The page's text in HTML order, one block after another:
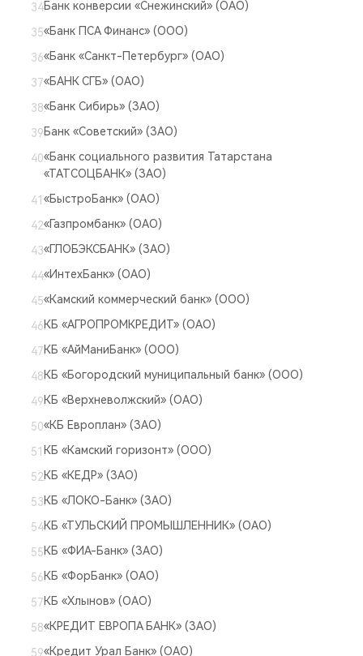
Банк конверсии «Снежинский» (ОАО)
«Банк ПСА Финанс» (ООО)
«Банк «Санкт-Петербург» (ОАО)
«БАНК СГБ» (ОАО)
«Банк Сибирь» (ЗАО)
Банк «Советский» (ЗАО)
«Банк социального развития Татарстана
«ТАТСОЦБАНК» (ЗАО)
«БыстроБанк» (ОАО)
«Газпромбанк» (ОАО)
«ГЛОБЭКСБАНК» (ЗАО)
«ИнтехБанк» (ОАО)
«Камский коммерческий банк» (ООО)
КБ «АГРОПРОМКРЕДИТ» (ОАО)
КБ «АйМаниБанк» (ООО)
КБ «Богородский муниципальный банк» (ООО)
КБ «Верхневолжский» (ОАО)
«КБ Европлан» (ЗАО)
КБ «Камский горизонт» (ООО)
КБ «КЕДР» (ЗАО)
КБ «ЛОКО-Банк» (ЗАО)
КБ «ТУЛЬСКИЙ ПРОМЫШЛЕННИК» (ОАО)
КБ «ФИА-Банк» (ЗАО)
КБ «ФорБанк» (ОАО)
КБ «Хлынов» (ОАО)
«КРЕДИТ ЕВРОПА БАНК» (ЗАО)
«Кредит Урал Банк» (ОАО)